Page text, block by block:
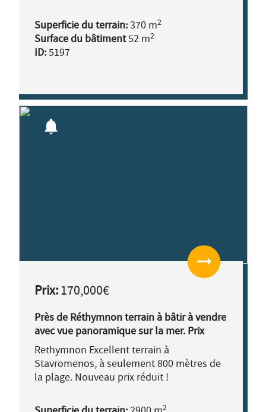
Superficie du terrain:370 m2
Surface du bâtiment52 m2
ID:5197
notifications
arrow_right_alt
Prix:170,000€
Près de Réthymnon terrain à bâtir à vendre
avec vue panoramique sur la mer. Prix
réduit
Rethymnon Excellent terrain à
Stavromenos, à seulement 800 mètres de
la plage. Nouveau prix réduit !
2